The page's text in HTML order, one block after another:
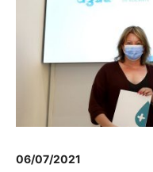
06/07/2021